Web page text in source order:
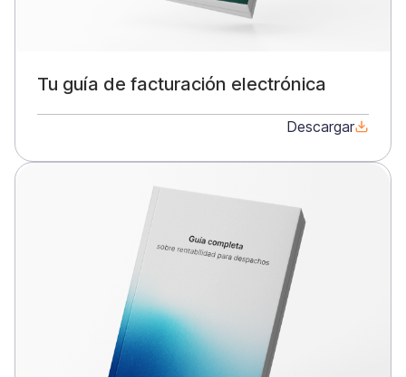
Tu guía de facturación electrónica
Descargar